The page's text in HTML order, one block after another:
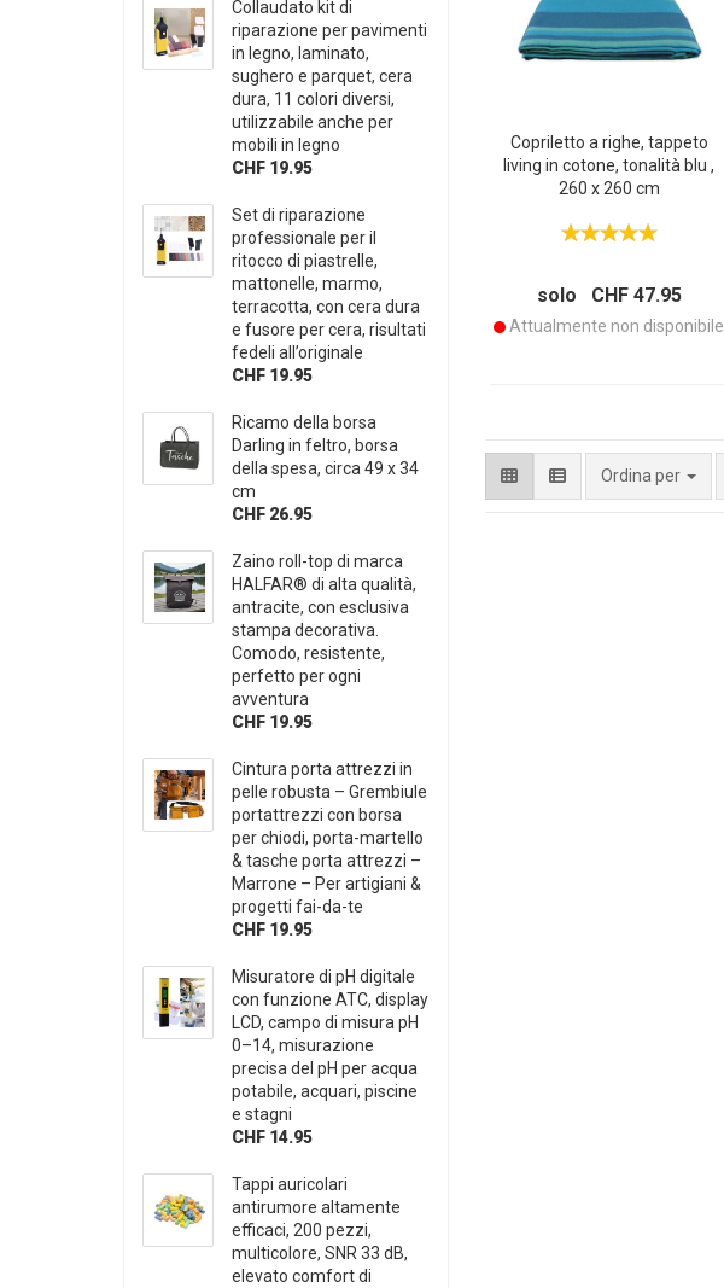
Copriletto a righe, tappeto
living in cotone, tonalità blu ,
260 x 260 cm
solo CHF 47.95
Attualmente non disponibile
Ordina per
Collaudato kit di
riparazione per pavimenti
in legno, laminato,
sughero e parquet, cera
dura, 11 colori diversi,
utilizzabile anche per
mobili in legno
CHF 19.95
Set di riparazione
professionale per il
ritocco di piastrelle,
mattonelle, marmo,
terracotta, con cera dura
e fusore per cera, risultati
fedeli all’originale
CHF 19.95
Ricamo della borsa
Darling in feltro, borsa
della spesa, circa 49 x 34
cm
CHF 26.95
Zaino roll-top di marca
HALFAR® di alta qualità,
antracite, con esclusiva
stampa decorativa.
Comodo, resistente,
perfetto per ogni
avventura
CHF 19.95
Cintura porta attrezzi in
pelle robusta – Grembiule
portattrezzi con borsa
per chiodi, porta-martello
& tasche porta attrezzi –
Marrone – Per artigiani &
progetti fai-da-te
CHF 19.95
Misuratore di pH digitale
con funzione ATC, display
LCD, campo di misura pH
0–14, misurazione
precisa del pH per acqua
potabile, acquari, piscine
e stagni
CHF 14.95
Tappi auricolari
antirumore altamente
efficaci, 200 pezzi,
multicolore, SNR 33 dB,
elevato comfort di